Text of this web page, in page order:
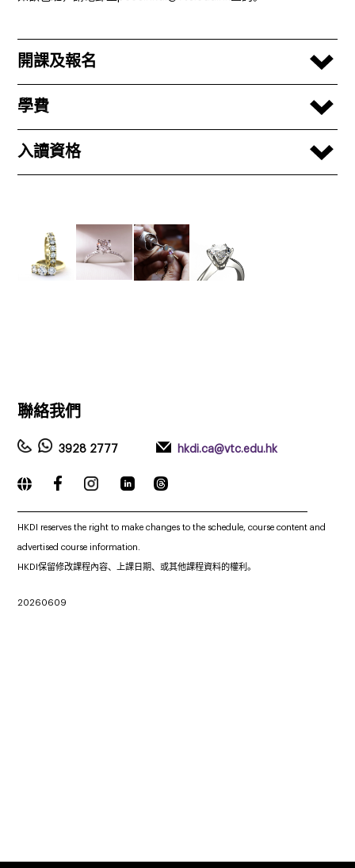
開課及報名
學費
入讀資格
聯絡我們
3928 2777 hkdi.ca@vtc.edu.hk
HKDI reserves the right to make changes to the schedule, course content and
advertised course information.
HKDI保留修改課程內容、上課日期、或其他課程資料的權利。
20260609